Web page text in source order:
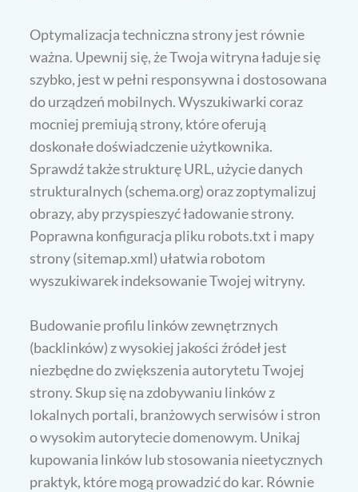
Optymalizacja techniczna strony jest równie
ważna. Upewnij się, że Twoja witryna ładuje się
szybko, jest w pełni responsywna i dostosowana
do urządzeń mobilnych. Wyszukiwarki coraz
mocniej premiują strony, które oferują
doskonałe doświadczenie użytkownika.
Sprawdź także strukturę URL, użycie danych
strukturalnych (schema.org) oraz zoptymalizuj
obrazy, aby przyspieszyć ładowanie strony.
Poprawna konfiguracja pliku robots.txt i mapy
strony (sitemap.xml) ułatwia robotom
wyszukiwarek indeksowanie Twojej witryny.
Budowanie profilu linków zewnętrznych
(backlinków) z wysokiej jakości źródeł jest
niezbędne do zwiększenia autorytetu Twojej
strony. Skup się na zdobywaniu linków z
lokalnych portali, branżowych serwisów i stron
o wysokim autorytecie domenowym. Unikaj
kupowania linków lub stosowania nieetycznych
praktyk, które mogą prowadzić do kar. Równie